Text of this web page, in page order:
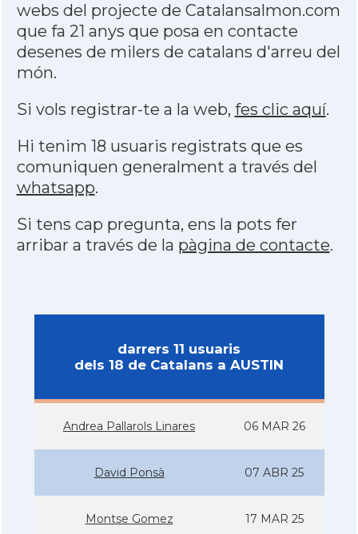
webs del projecte de Catalansalmon.com
que fa 21 anys que posa en contacte
desenes de milers de catalans d'arreu del
món.
Si vols registrar-te a la web, fes clic aquí.
Hi tenim 18 usuaris registrats que es
comuniquen generalment a través del
whatsapp.
Si tens cap pregunta, ens la pots fer
arribar a través de la pàgina de contacte.
darrers 11 usuaris
dels 18 de Catalans a AUSTIN
Andrea Pallarols Linares 06 MAR 26
David Ponsà 07 ABR 25
Montse Gomez 17 MAR 25